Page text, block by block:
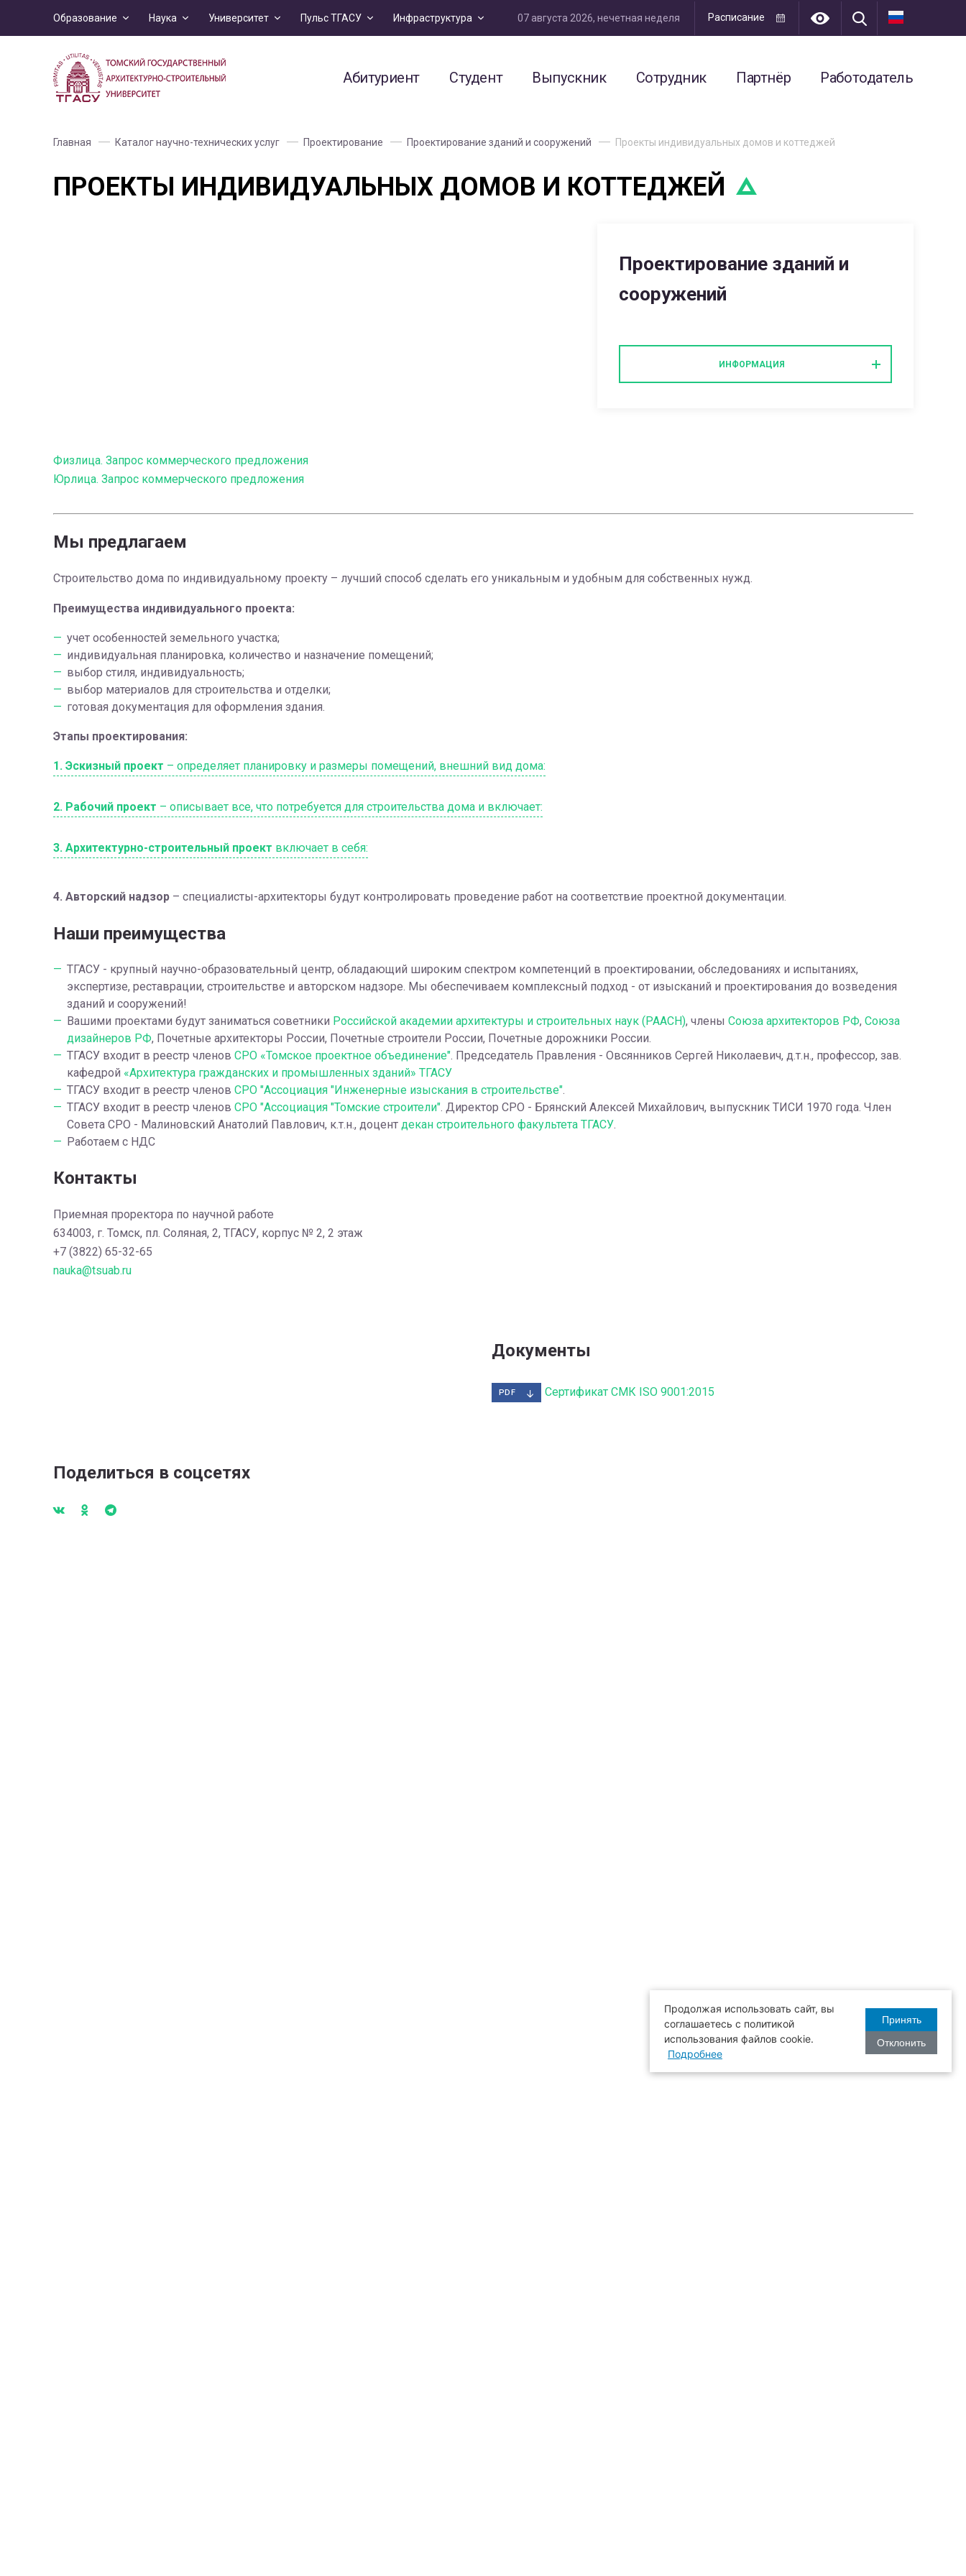
Образование Наука Университет Пульс ТГАСУ Инфраструктура 07 августа 2026, нечетная неделя Расписание
Абитуриент Студент Выпускник Сотрудник Партнёр Работодатель
Главная Каталог научно-технических услуг Проектирование Проектирование зданий и сооружений Проекты индивидуальных домов и коттеджей
ПРОЕКТЫ ИНДИВИДУАЛЬНЫХ ДОМОВ И КОТТЕДЖЕЙ
Проектирование зданий и
сооружений
ИНФОРМАЦИЯ
Физлица. Запрос коммерческого предложения
Юрлица. Запрос коммерческого предложения
Мы предлагаем
Строительство дома по индивидуальному проекту – лучший способ сделать его уникальным и удобным для собственных нужд.
Преимущества индивидуального проекта:
учет особенностей земельного участка;
индивидуальная планировка, количество и назначение помещений;
выбор стиля, индивидуальность;
выбор материалов для строительства и отделки;
готовая документация для оформления здания.
Этапы проектирования:
1. Эскизный проект – определяет планировку и размеры помещений, внешний вид дома:
2. Рабочий проект – описывает все, что потребуется для строительства дома и включает:
3. Архитектурно-строительный проект включает в себя:
4. Авторский надзор– специалисты-архитекторы будут контролировать проведение работ на соответствие проектной документации.
Наши преимущества
ТГАСУ - крупный научно-образовательный центр, обладающий широким спектром компетенций в проектировании, обследованиях и испытаниях,
экспертизе, реставрации, строительстве и авторском надзоре. Мы обеспечиваем комплексный подход - от изысканий и проектирования до возведения
зданий и сооружений!
Вашими проектами будут заниматься советники Российской академии архитектуры и строительных наук (РААСН), члены Союза архитекторов РФ, Союза
дизайнеров РФ, Почетные архитекторы России, Почетные строители России, Почетные дорожники России.
ТГАСУ входит в реестр членов СРО «Томское проектное объединение". Председатель Правления - Овсянников Сергей Николаевич, д.т.н., профессор, зав.
кафедрой «Архитектура гражданских и промышленных зданий» ТГАСУ
ТГАСУ входит в реестр членов СРО "Ассоциация "Инженерные изыскания в строительстве".
ТГАСУ входит в реестр членов СРО "Ассоциация "Томские строители". Директор СРО - Брянский Алексей Михайлович, выпускник ТИСИ 1970 года. Член
Совета СРО - Малиновский Анатолий Павлович, к.т.н., доцент декан строительного факультета ТГАСУ.
Работаем с НДС
Контакты
Приемная проректора по научной работе
634003, г. Томск, пл. Соляная, 2, ТГАСУ, корпус № 2, 2 этаж
+7 (3822) 65-32-65
nauka@tsuab.ru
Документы
PDF Сертификат СМК ISO 9001:2015
Поделиться в соцсетях
Продолжая использовать сайт, вы
соглашаетесь с политикой
использования файлов cookie.
Подробнее
Принять
Отклонить